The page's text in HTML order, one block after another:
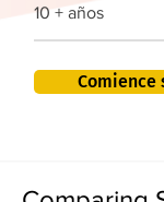
10 + años
Comience